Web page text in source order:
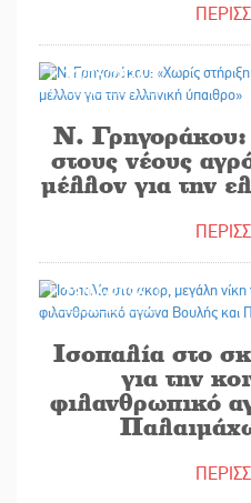
23/06/2026
Ν. Γρηγοράκου:
στους νέους
μέλλον για την
23/06/2026
Ισοπαλία στο
για την
φιλανθρωπικό